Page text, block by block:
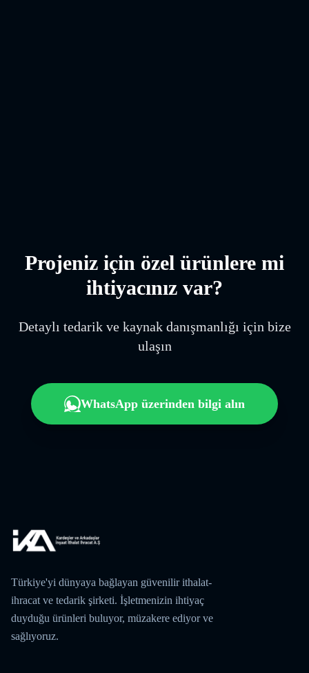
Projeniz için özel ürünlere mi
ihtiyacınız var?
Detaylı tedarik ve kaynak danışmanlığı için bize
ulaşın
WhatsApp üzerinden bilgi alın
Türkiye'yi dünyaya bağlayan güvenilir ithalat-
ihracat ve tedarik şirketi. İşletmenizin ihtiyaç
duyduğu ürünleri buluyor, müzakere ediyor ve
sağlıyoruz.